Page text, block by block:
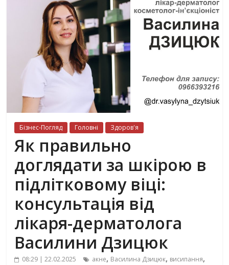
Бізнес-Погляд Головні Здоров'я
Як правильно
доглядати за шкірою в
підлітковому віці:
консультація від
лікаря-дерматолога
Василини Дзицюк
08:29 | 22.02.2025 акне, Василина Дзицюк, висипання,